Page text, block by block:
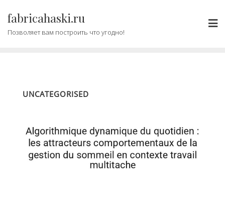
содержимому
fabricahaski.ru
Позволяет вам построить что угодно!
UNCATEGORISED